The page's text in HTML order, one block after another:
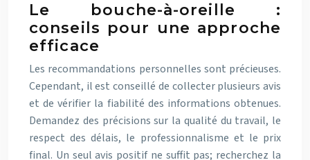
Le bouche-à-oreille :
conseils pour une approche
efficace
Les recommandations personnelles sont précieuses.
Cependant, il est conseillé de collecter plusieurs avis
et de vérifier la fiabilité des informations obtenues.
Demandez des précisions sur la qualité du travail, le
respect des délais, le professionnalisme et le prix
final. Un seul avis positif ne suffit pas; recherchez la